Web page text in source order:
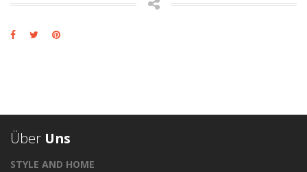
Über Uns
STYLE AND HOME